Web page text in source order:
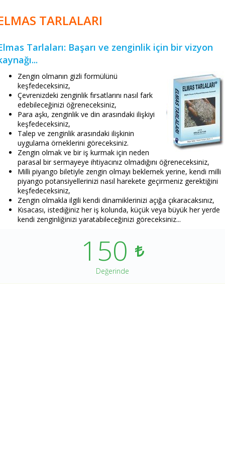
TARLALARI
Tarlaları: Başarı ve zenginlik için bir vizyon
Zengin olmanın gizli formülünü
keşfedeceksiniz,
Çevrenizdeki zenginlik fırsatlarını nasıl fark
edebileceğinizi öğreneceksiniz,
Para aşkı, zenginlik ve din arasındaki ilişkiyi
keşfedeceksiniz,
Talep ve zenginlik arasındaki ilişkinin
uygulama örneklerini göreceksiniz.
Zengin olmak ve bir iş kurmak için neden
parasal bir sermayeye ihtiyacınız olmadığını öğreneceksiniz,
Milli piyango biletiyle zengin olmayı beklemek yerine, kendi milli
piyango potansiyellerinizi nasıl harekete geçirmeniz gerektiğini
keşfedeceksiniz,
Zengin olmakla ilgili kendi dinamiklerinizi açığa çıkaracaksınız,
Kısacası, istediğiniz her iş kolunda, küçük veya büyük her yerde
kendi zenginliğinizi yaratabileceğinizi göreceksiniz...
150
Değerinde